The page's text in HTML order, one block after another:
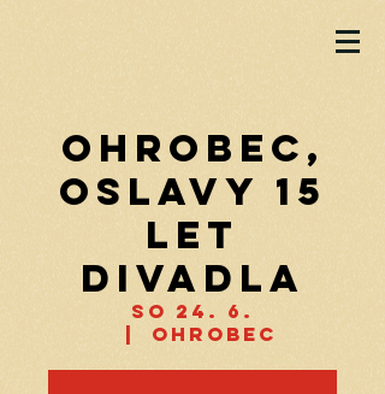
Ohrobec,
oslavy 15
let
divadla
so 24. 6.
Ohrobec